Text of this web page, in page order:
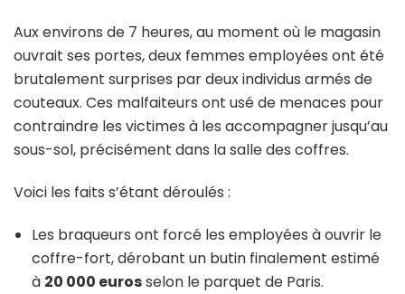
Aux environs de 7 heures, au moment où le magasin
ouvrait ses portes, deux femmes employées ont été
brutalement surprises par deux individus armés de
couteaux. Ces malfaiteurs ont usé de menaces pour
contraindre les victimes à les accompagner jusqu’au
sous-sol, précisément dans la salle des coffres.
Voici les faits s’étant déroulés :
Les braqueurs ont forcé les employées à ouvrir le
coffre-fort, dérobant un butin finalement estimé
à 20 000 eurosselon le parquet de Paris.